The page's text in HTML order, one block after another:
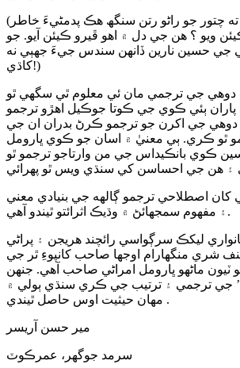
(آئون سوچيندو آهيان ته چتور جو راڻو رتن سنگھ هڪ پدمڻيءَ خاطر
ويو ؟ هن جي دل ۾ اهو ڦيرو ڪيئن آيو. جو
جي حسين نارين ڏانهن سندس جيءَ جهٻي نه
کاڌي!)
جي ترجمي مان ئي معلوم ٿي سگهي ٿو
ٻئي ڪوي جي ڪوتا جوڪيل اهڙو ترجمو
دوهي جي اکرن جو ترجمو ڪرڻ بدران ان جي
ٿو ڪري. ٻي معنيٰ ۾ اسان جو ڪوي ڀارومل
ڪوي بانڪيداس جي من وارتاجو ترجمو ٿو
کان اصطلاحي ترجمو ڳالھه جي بنيادي معني
۽ مفهوم سمجهائڻ ۾ وڌيڪ اثرائتو ٿيندو آهي.
ليکڪ سرڳواسي رائچند هريجن ۽ پراڻي
شري منگهارام اوجها صاحب کانپوءِ ٿر جي
ٽيون ماڻهو ڀارومل امراڻي صاحب آهي. جنهن
جي ترجمي ۽ ترتيب جي ڪري سنڌي ٻولي ۾
مهان حيثيت اوس حاصل ٿيندي .
مير حسن آريسر
سرمد جوگهر، عمرڪوٽ